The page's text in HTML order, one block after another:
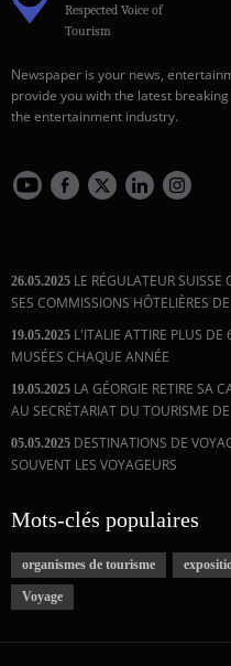
Respected Voice of
Tourism
Newspaper is your news,
provide you with the latest
the entertainment industry.
26.05.2025 LE RÉGULATEUR
SES COMMISSIONS HÔTELIÈRES
19.05.2025 L'ITALIE ATTIRE PLUS DE
MUSÉES CHAQUE ANNÉE
19.05.2025 LA GÉORGIE RETIRE SA
AU SECRÉTARIAT DU TOURISME
05.05.2025 DESTINATIONS DE
SOUVENT LES VOYAGEURS
Mots-clés populaires
organismes de tourisme
Voyage